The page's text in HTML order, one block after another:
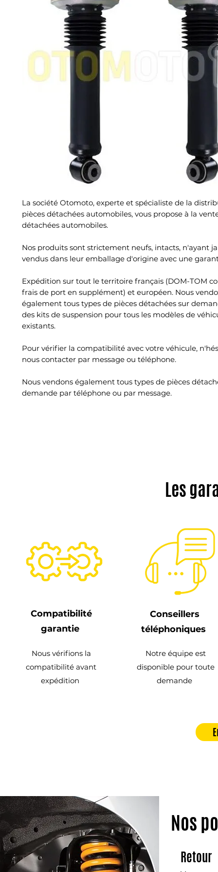
La société Otomoto, experte et spécialiste de la
pièces détachées automobiles, vous propose à la
détachées automobiles.
Nos produits sont strictement neufs, intacts, n'ayant
vendus dans leur emballage d'origine avec une
Expédition sur tout le territoire français (DOM-TOM
frais de port en supplément) et européen. Nous
également tous types de pièces détachées sur
des kits de suspension pour tous les modèles de
existants.
Pour vérifier la compatibilité avec votre véhicule,
nous contacter par message ou téléphone.
Nous vendons également tous types de pièces
demande par téléphone ou par message.
Les
Compatibilité
garantie
Nous vérifions la
compatibilité avant
expédition
Conseillers
téléphoniques
Notre équipe est
disponible pour toute
demande
Nos
Retour